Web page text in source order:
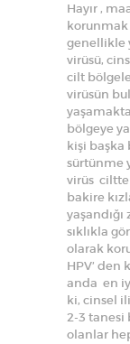
Hayır ,
genellikle
virüsü,
cilt
virüsün
bölgeye
kişi başka
sürtünme
virüs
bakire
sıklıkla
olarak
HPV’ den
anda en
ki, cinsel
2-3 tanesi
olanlar